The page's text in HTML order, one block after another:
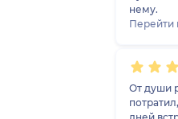
нему.
Перейти
От души
потратил, все пугали сложной